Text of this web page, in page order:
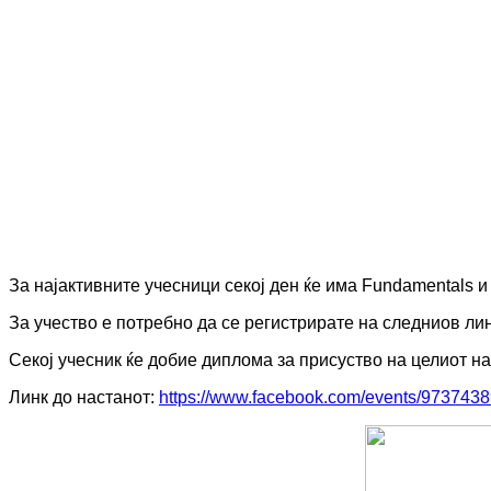
За најактивните учесници секој ден ќе има
За учество е потребно да се регистрирате на следниов
Секој учесник ќе добие диплома за присуство на целиот
Линк до настанот: https://www.facebook.com/events/